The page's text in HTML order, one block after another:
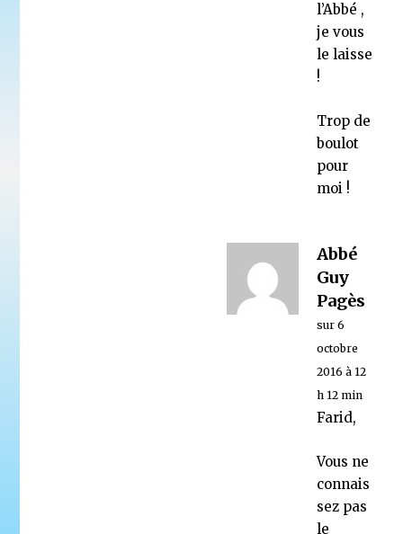
l’Abbé ,
je vous
le laisse
!
Trop de
boulot
pour
moi !
Abbé
Guy
Pagès
sur 6
octobre
2016 à 12
h 12 min
Farid,
Vous ne
connais
sez pas
le